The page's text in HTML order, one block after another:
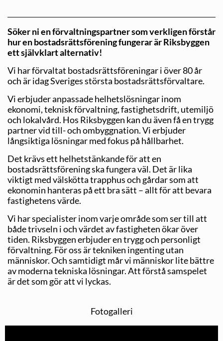
Söker ni en förvaltningspartner som verkligen förstår
hur en bostadsrättsförening fungerar är Riksbyggen
ett självklart alternativ!
Vi har förvaltat bostadsrättsföreningar i över 80 år
och är idag Sveriges största bostadsrättsförvaltare.
Vi erbjuder anpassade helhetslösningar inom
ekonomi, teknisk förvaltning, fastighetsdrift, utemiljö
och lokalvård. Hos Riksbyggen kan du även få en trygg
partner vid till- och ombyggnation. Vi erbjuder
långsiktiga lösningar med fokus på hållbarhet.
Det krävs ett helhetstänkande för att en
bostadsrättsförening ska fungera väl. Det är lika
viktigt med välskötta trapphus och gårdar som att
ekonomin hanteras på ett bra sätt – allt för att bevara
fastighetens värde.
Vi har specialister inom varje område som ser till att
både trivseln i och värdet av fastigheten ökar över
tiden. Riksbyggen erbjuder en trygg och personligt
förvaltning. För oss är tekniken ingenting utan
människor. Och samtidigt mår vi människor lite bättre
av moderna tekniska lösningar. Att förstå samspelet
är det som gör att vi lyckas.
Fotogalleri